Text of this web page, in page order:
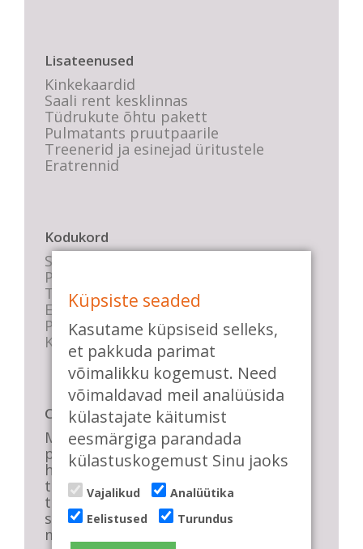
Lisateenused
Kinkekaardid
Saali rent kesklinnas
Tüdrukute õhtu pakett
Pulmatants pruutpaarile
Treenerid ja esinejad üritustele
Eratrennid
Kodukord
Stuudio sisekord
Privaatsustingimused
Tasemete kirjeldused
E-poe tingimused
Parkimise info
KKK
Casa de Baile
Me pühendume lõbusale olemisele,
positiivsele seltskonnale ja
huvitavatele ning kasulikele
tantsudele. Kui mõnes meie
talveõhtuses trennis tuled kustutada,
siis vaatab vastu säravate silmade
meri, mis näitab, et oleme õigel teel!
Küpsiste seaded
Kasutame küpsiseid selleks,
et pakkuda parimat
võimalikku kogemust. Need
võimaldavad meil analüüsida
külastajate käitumist
eesmärgiga parandada
külastuskogemust Sinu jaoks
Vajalikud
Analüütika
Eelistused
Turundus